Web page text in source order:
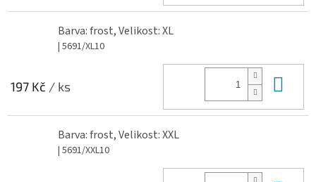
Barva: frost, Velikost: XL
| 5691/XL10
197 Kč / ks
Barva: frost, Velikost: XXL
| 5691/XXL10